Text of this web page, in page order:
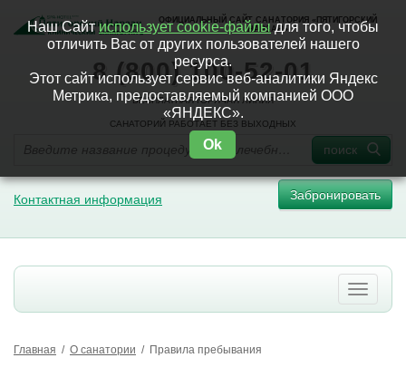
ОФИЦИАЛЬНЫЙ САЙТ САНАТОРИЯ «ПЯТИГОРСКИЙ
НАРЗАН»
8 (800) 100-52-01
БЕСПЛАТНАЯ ГОРЯЧАЯ ЛИНИЯ
САНАТОРИЙ РАБОТАЕТ БЕЗ ВЫХОДНЫХ
поиск
Контактная информация Забронировать
Главная / О санатории / Правила пребывания
Наш Сайтиспользует cookie-файлыдля того, чтобы
отличить Вас от других пользователей нашего
ресурса.
Этот сайт использует сервис веб-аналитики Яндекс
Метрика, предоставляемый компанией ООО
«ЯНДЕКС».
Ok